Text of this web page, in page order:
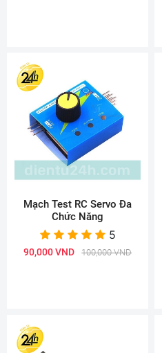
Mạch Test RC Servo Đa
Chức Năng
5
90,000 VND 100,000 VND